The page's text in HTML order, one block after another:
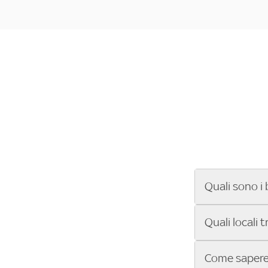
Quali sono i
Se cerchi un
ENILIVE, la
Sky Bar ti
Quali locali
Vuoi sapere
Come